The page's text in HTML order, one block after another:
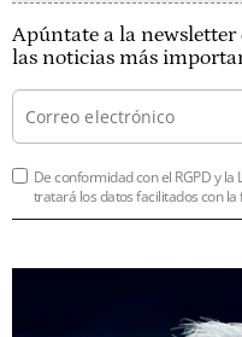
Apúntate a la
las noticias más
De conformidad con el RGPD y la
tratará los datos facilitados con